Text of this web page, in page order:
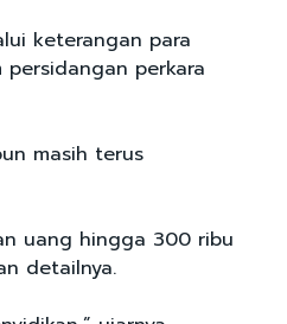
keterangan para
perkara
masih terus
uang hingga 300 ribu
detailnya.